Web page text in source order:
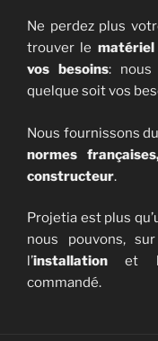
Ne perdez plus
trouver le matériel
vos besoins: nous
quelque soit vos
Nous fournissons du
normes
constructeur.
Projetia est plus
nous pouvons,
l’installation et
commandé.